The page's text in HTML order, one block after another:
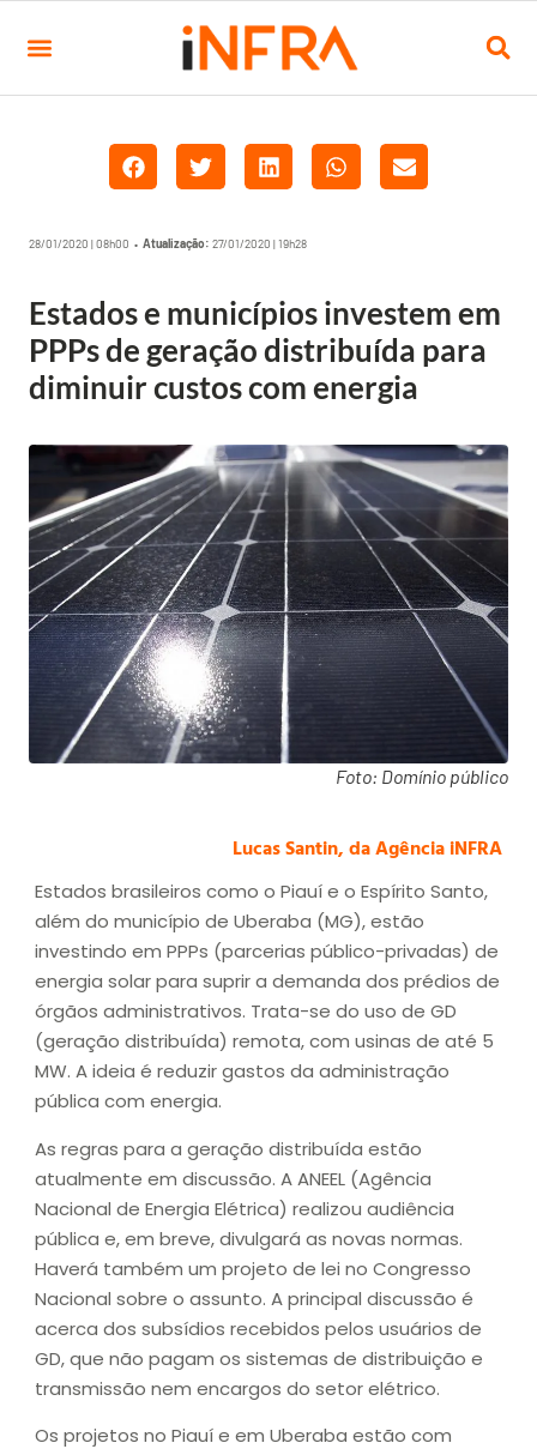
28/01/2020 | 08h00 • Atualização: 27/01/2020 | 19h28
Estados e municípios investem em
PPPs de geração distribuída para
diminuir custos com energia
Foto: Domínio público
Lucas Santin, da Agência iNFRA
Estados brasileiros como o Piauí e o Espírito Santo,
além do município de Uberaba (MG), estão
investindo em PPPs (parcerias público-privadas) de
energia solar para suprir a demanda dos prédios de
órgãos administrativos. Trata-se do uso de GD
(geração distribuída) remota, com usinas de até 5
MW. A ideia é reduzir gastos da administração
pública com energia.
As regras para a geração distribuída estão
atualmente em discussão. A ANEEL (Agência
Nacional de Energia Elétrica) realizou audiência
pública e, em breve, divulgará as novas normas.
Haverá também um projeto de lei no Congresso
Nacional sobre o assunto. A principal discussão é
acerca dos subsídios recebidos pelos usuários de
GD, que não pagam os sistemas de distribuição e
transmissão nem encargos do setor elétrico.
Os projetos no Piauí e em Uberaba estão com